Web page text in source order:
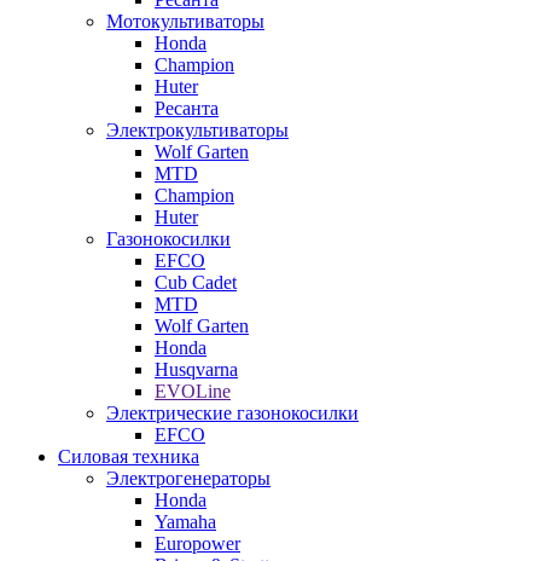
Мотокультиваторы
Honda
Champion
Huter
Ресанта
Электрокультиваторы
Wolf Garten
MTD
Champion
Huter
Газонокосилки
EFCO
Cub Cadet
MTD
Wolf Garten
Honda
Husqvarna
EVOLine
Электрические газонокосилки
EFCO
Силовая техника
Электрогенераторы
Honda
Yamaha
Europower